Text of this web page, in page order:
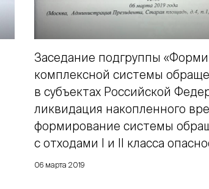
06 марта 2019
Заседание подгруппы
комплексной системы
в субъектах Российской
ликвидация накопленного
формирование системы
с отходами I и II класса